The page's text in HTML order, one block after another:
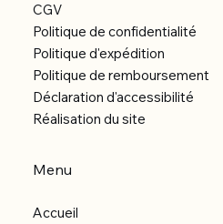
CGV
Politique de confidentialité
Politique d'expédition
Politique de remboursement
Déclaration d'accessibilité
Réalisation du site
Menu
Accueil